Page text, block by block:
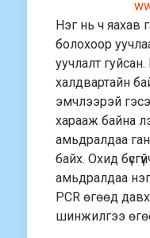
Нэг нь ч яахав
болохоор
уучлалт
халдвартайн
эмчлээрэй
харааж байна
амьдралдаа
байх. Охид
амьдралдаа
PCR өгөөд
шинжилгээ